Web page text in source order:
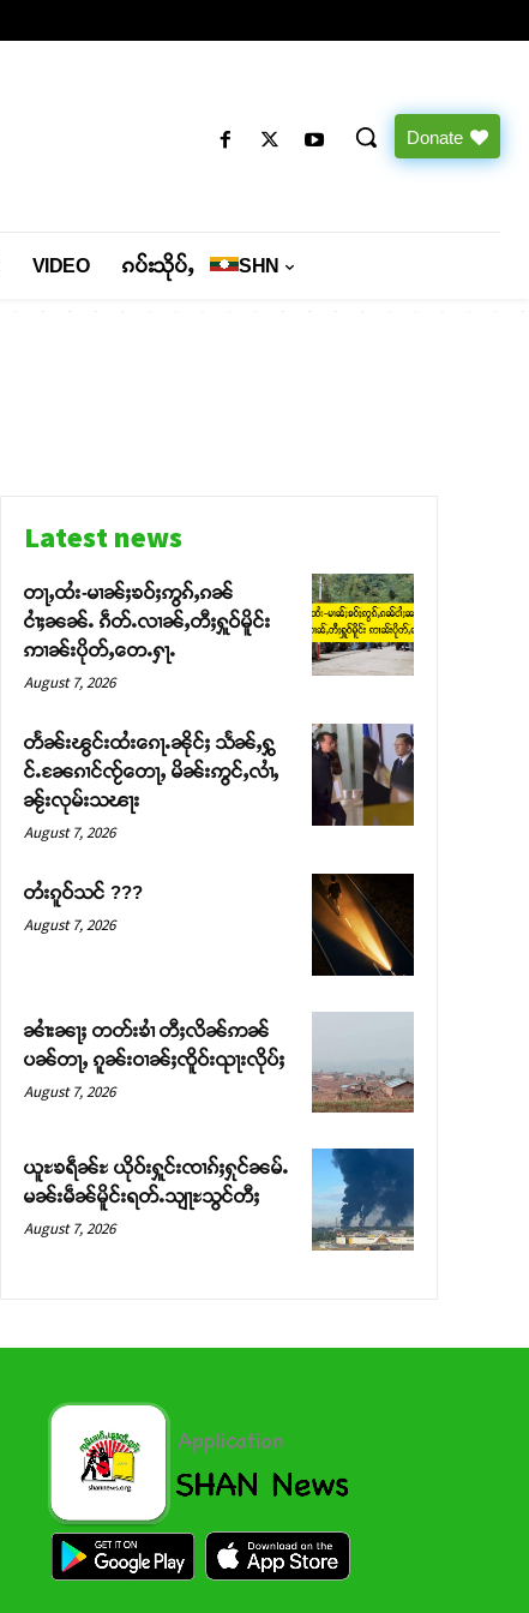
Donate
VIDEO ၵပ်းသိုပ်ႇ SHN
Latest news
တႃႇထႆး-မၢၼ်ႈၶဝ်ႈဢွၵ်ႇၵၼ်
ငၢႆႈၼၼ်ႉ ၵဵတ်ႉလၢၼ်ႇတီႈႁူဝ်မိူင်း
ဢၢၼ်းပိုတ်ႇတေႉႁႃႉ
August 7, 2026
တႅၼ်းၽွင်းထႆးၵေႃႉၼိုင်ႈ သႅၼ်ႇႁွ
င်ႉၼႄၵၢင်ၸႂ်တေႃႇ မိၼ်းဢွင်ႇလၢႆႇ
ၼႂ်းလုမ်းသၽႃး
August 7, 2026
တႆးၵူဝ်သင် ???
August 7, 2026
ၼၢႆးၼႃႈ တတ်းၶၢႆ တီႈလိၼ်ဢၼ်
ပၼ်တႃႇ ၵူၼ်းဝၢၼ်ႈၸိူဝ်းၺႃးလိုပ်ႈ
August 7, 2026
ယူႊၶရဵၼ်ႊ ယိုဝ်းႁူင်းၸၢၵ်ႈႁုင်ၼမ်ႉ
မၼ်းမဵၼ်မိူင်းရတ်ႉသျႃႊသွင်တီႈ
August 7, 2026